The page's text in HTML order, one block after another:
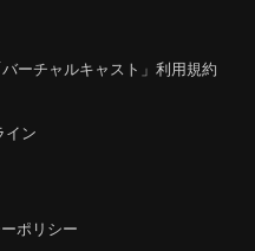
ーチャルキャスト」利用規約
イン
ポリシー